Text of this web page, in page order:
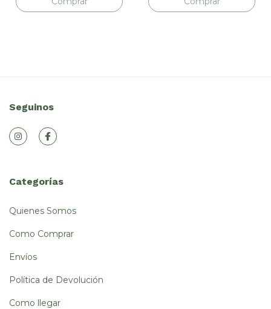
Seguinos
Categorías
Quienes Somos
Como Comprar
Envíos
Política de Devolución
Como llegar